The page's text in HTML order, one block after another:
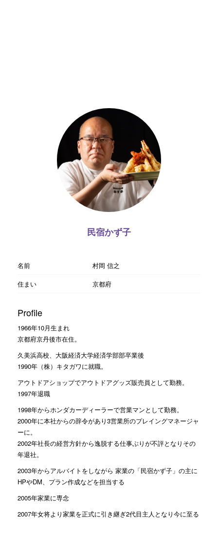
民宿かず子
名前
村岡 信之
住まい
京都府
Profile
1966年10月生まれ
京都府京丹後市在住。
久美浜高校、大阪経済大学経済学部部卒業後
1990年（株）キタガワに就職。
アウトドアショップでアウトドアグッズ販売員として勤務。
1997年退職
1998年からホンダカーディーラーで営業マンとして勤務。
2000年に本社からの辞令があり3営業所のプレイングマネージャ
ーに。
2002年社長の経営方針から逸脱する仕事ぶりが不評となりその
年退社。
2003年からアルバイトをしながら 家業の「民宿かず子」の主に
HPやDM、プラン作成などを担当する
2005年家業に専念
2007年女将より家業を正式に引き継ぎ2代目主人となり今に至る